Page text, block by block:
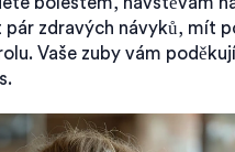
zdravých návyků, mít
Vaše zuby vám